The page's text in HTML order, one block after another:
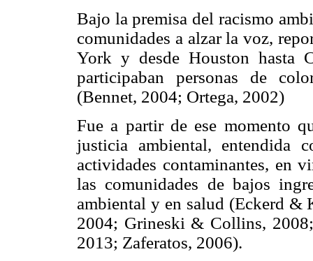
Bajo la premisa del racismo
comunidades a alzar la voz,
York y desde Houston hasta
participaban personas de
(Bennet, 2004; Ortega, 2002)
Fue a partir de ese momento
justicia ambiental, entendida
actividades contaminantes, en
las comunidades de bajos
ambiental y en salud (Eckerd &
2004; Grineski & Collins,
2013; Zaferatos, 2006).